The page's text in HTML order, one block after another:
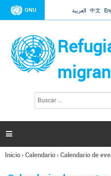
Jump to
ONU العربية 中文
l
s

Se
Inicio›Calendario›Calendario de